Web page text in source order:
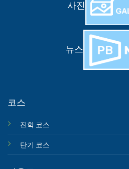
사진
뉴스
코스
진학 코스
단기 코스